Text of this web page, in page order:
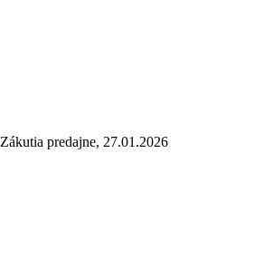
Zákutia predajne, 27.01.2026